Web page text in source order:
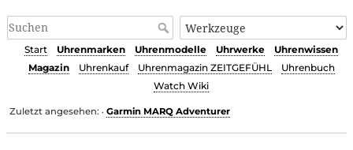
Start Uhrenmarken Uhrenmodelle Uhrwerke
Uhrenwissen
Magazin
Uhrenkauf Uhrenmagazin ZEITGEFÜHL
Uhrenbuch
Watch Wiki
Zuletzt angesehen: • Garmin MARQ Adventurer